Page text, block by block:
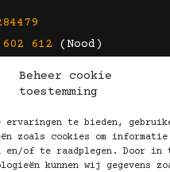
Beheer cookie
toestemming
ervaringen te bieden,
zoals cookies om
en/of te raadplegen. Door in
kunnen wij gegevens
612 (Nood)